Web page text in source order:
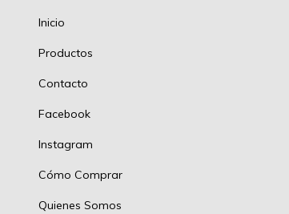
Inicio
Productos
Contacto
Facebook
Instagram
Cómo Comprar
Quienes Somos